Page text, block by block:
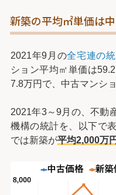
新築の平均㎡単価は
2021年9月の全宅連の
ション平均㎡単価は
7.8万円で、中古マンシ
2021年3～9月の、不動
機構の統計を、以下で
では新築が平均2,000万